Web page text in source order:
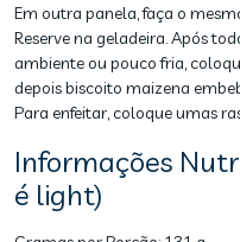
Em outra panela, faça o
Reserve na geladeira. Após
ambiente ou pouco fria,
depois biscoito maizena
Para enfeitar, coloque umas
Informações
é light)